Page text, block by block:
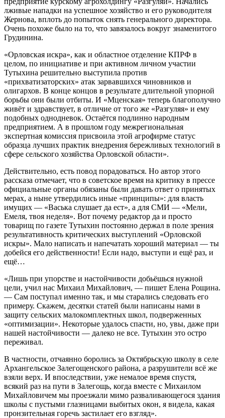
лживые нападки на успешное хозяйство и его руководителя
Жернова, вплоть до попыток снять генерального директора.
Очень похоже было на то, что завязалось вокруг знаменитого
Грудинина.
«Орловская искра», как и областное отделение КПРФ в
целом, по инициативе и при активном личном участии
Тутыхина решительно выступила против
«прихватизаторских» атак зарвавшихся чиновников и
олигархов. В конце концов в результате длительной упорной
борьбы они были отбиты. И «Мценская» теперь благополучно
живёт и здравствует, в отличие от того же «Разгуляя» и ему
подобных однодневок. Остаётся подлинно народным
предприятием. А в прошлом году межрегиональная
экспертная комиссия присвоила этой агрофирме статус
образца лучших практик внедрения бережливых технологий в
сфере сельского хозяйства Орловской области».
Действительно, есть повод порадоваться. Но автор этого
рассказа отмечает, что в советское время на критику в прессе
официальные органы обязаны были давать ответ о принятых
мерах, а ныне утвердились иные «принципы»: для власть
имущих — «Васька слушает да ест», а для СМИ — «Мели,
Емеля, твоя неделя». Вот почему редактор да и просто
товарищ по газете Тутыхин постоянно держал в поле зрения
результативность критических выступлений «Орловской
искры». Мало написать и напечатать хороший материал — ты
добейся его действенности! Если надо, выступи и ещё раз, и
ещё…
«Лишь при упорстве и настойчивости добьёшься нужной
цели, учил нас Михаил Михайлович, — пишет Елена Рощина.
— Сам поступал именно так, и мы старались следовать его
примеру. Скажем, десятки статей были написаны нами в
защиту сельских малокомплектных школ, подверженных
«оптимизации». Некоторые удалось спасти, но, увы, даже при
нашей настойчивости — далеко не все. Тутыхин это остро
переживал.
В частности, отчаянно боролись за Октябрьскую школу в селе
Архангельское Залегощенского района, а разрушители всё же
взяли верх. И впоследствии, уже немалое время спустя,
всякий раз на пути в Залегощь, когда вместе с Михаилом
Михайловичем мы проезжали мимо разваливающегося здания
школы с пустыми глазницами выбитых окон, я видела, какая
пронзительная горечь застилает его взгляд».